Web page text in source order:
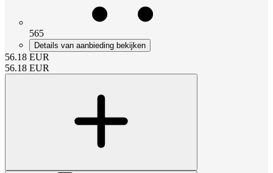
565
Details van aanbieding bekijken
56.18 EUR
56.18 EUR